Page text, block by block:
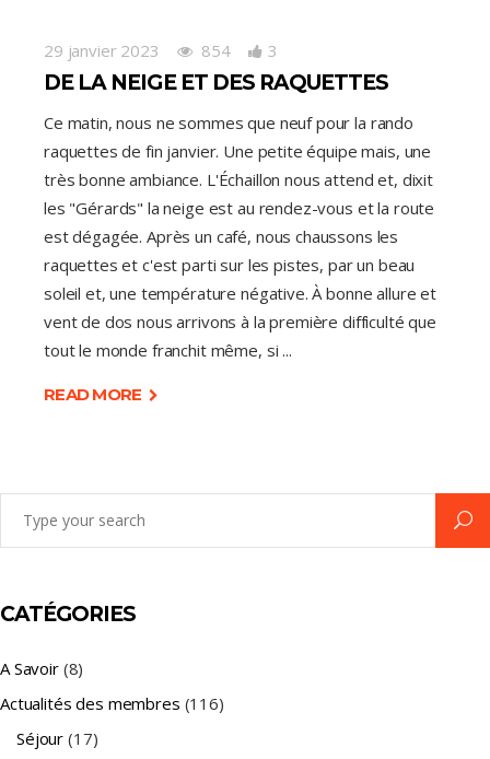
29 janvier 2023 854 3
DE LA NEIGE ET DES RAQUETTES
Ce matin, nous ne sommes que neuf pour la rando
raquettes de fin janvier. Une petite équipe mais, une
très bonne ambiance. L'Échaillon nous attend et, dixit
les "Gérards" la neige est au rendez-vous et la route
est dégagée. Après un café, nous chaussons les
raquettes et c'est parti sur les pistes, par un beau
soleil et, une température négative. À bonne allure et
vent de dos nous arrivons à la première difficulté que
tout le monde franchit même, si
READ MORE
CATÉGORIES
A Savoir(8)
Actualités des membres (116)
Séjour (17)